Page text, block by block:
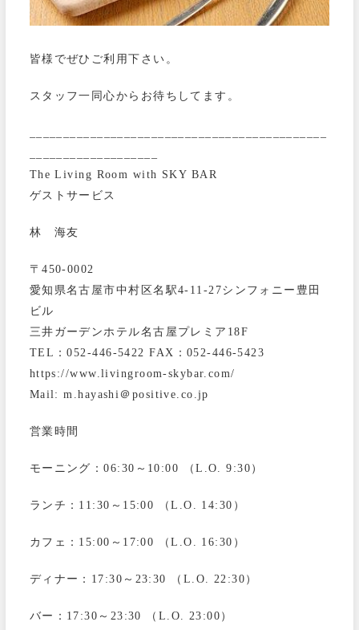
皆様でぜひご利用下さい。
スタッフ一同心からお待ちしてます。
The Living Room with SKY BAR
ゲストサービス
林 海友
〒450-0002
愛知県名古屋市中村区名駅4-11-27シンフォニー豊田
ビル
三井ガーデンホテル名古屋プレミア18F
TEL：052-446-5422 FAX：052-446-5423
https://www.livingroom-skybar.com/
Mail: m.hayashi＠positive.co.jp
営業時間
モーニング：06:30～10:00 （L.O. 9:30）
ランチ：11:30～15:00 （L.O. 14:30）
カフェ：15:00～17:00 （L.O. 16:30）
ディナー：17:30～23:30 （L.O. 22:30）
バー：17:30～23:30 （L.O. 23:00）